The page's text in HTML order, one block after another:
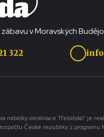
v Moravských
322
nabídky destinace Třebíčsko“ je
České republiky z programu